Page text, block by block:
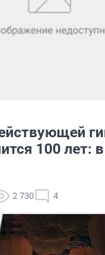
100 лет:
2 730 4